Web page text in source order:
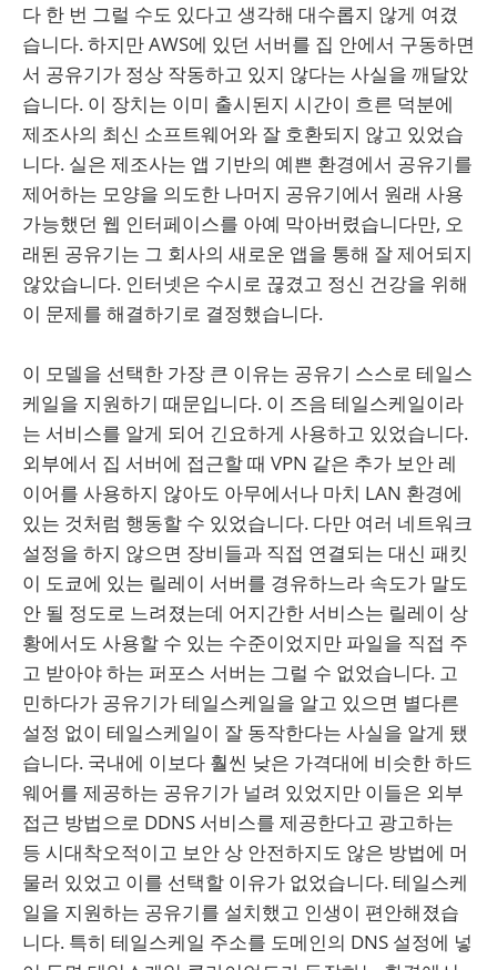
다 한 번 그럴 수도 있다고 생각해 대수롭지 않게 여겼
습니다. 하지만 AWS에 있던 서버를 집 안에서 구동하면
서 공유기가 정상 작동하고 있지 않다는 사실을 깨달았
습니다. 이 장치는 이미 출시된지 시간이 흐른 덕분에
제조사의 최신 소프트웨어와 잘 호환되지 않고 있었습
니다. 실은 제조사는 앱 기반의 예쁜 환경에서 공유기를
제어하는 모양을 의도한 나머지 공유기에서 원래 사용
가능했던 웹 인터페이스를 아예 막아버렸습니다만, 오
래된 공유기는 그 회사의 새로운 앱을 통해 잘 제어되지
않았습니다. 인터넷은 수시로 끊겼고 정신 건강을 위해
이 문제를 해결하기로 결정했습니다.
이 모델을 선택한 가장 큰 이유는 공유기 스스로 테일스
케일을 지원하기 때문입니다. 이 즈음 테일스케일이라
는 서비스를 알게 되어 긴요하게 사용하고 있었습니다.
외부에서 집 서버에 접근할 때 VPN 같은 추가 보안 레
이어를 사용하지 않아도 아무에서나 마치 LAN 환경에
있는 것처럼 행동할 수 있었습니다. 다만 여러 네트워크
설정을 하지 않으면 장비들과 직접 연결되는 대신 패킷
이 도쿄에 있는 릴레이 서버를 경유하느라 속도가 말도
안 될 정도로 느려졌는데 어지간한 서비스는 릴레이 상
황에서도 사용할 수 있는 수준이었지만 파일을 직접 주
고 받아야 하는 퍼포스 서버는 그럴 수 없었습니다. 고
민하다가 공유기가 테일스케일을 알고 있으면 별다른
설정 없이 테일스케일이 잘 동작한다는 사실을 알게 됐
습니다. 국내에 이보다 훨씬 낮은 가격대에 비슷한 하드
웨어를 제공하는 공유기가 널려 있었지만 이들은 외부
접근 방법으로 DDNS 서비스를 제공한다고 광고하는
등 시대착오적이고 보안 상 안전하지도 않은 방법에 머
물러 있었고 이를 선택할 이유가 없었습니다. 테일스케
일을 지원하는 공유기를 설치했고 인생이 편안해졌습
니다. 특히 테일스케일 주소를 도메인의 DNS 설정에 넣